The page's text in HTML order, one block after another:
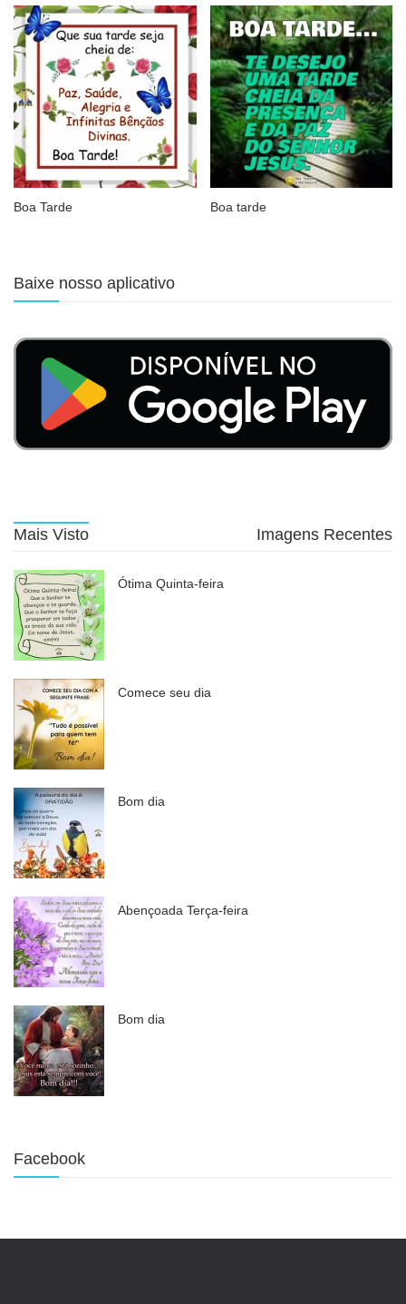
Boa Tarde Boa tarde
Baixe nosso aplicativo
Mais Visto Imagens Recentes
Ótima Quinta-feira
Comece seu dia
Bom dia
Abençoada Terça-feira
Bom dia
Facebook